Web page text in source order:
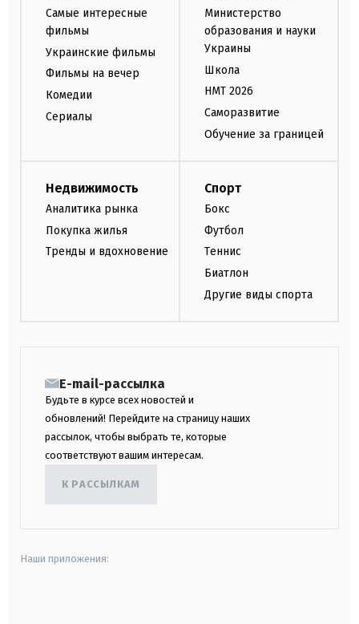
Самые интересные
фильмы
Украинские фильмы
Фильмы на вечер
Комедии
Сериалы
Министерство
образования и науки
Украины
Школа
НМТ 2026
Саморазвитие
Обучение за границей
Недвижимость
Аналитика рынка
Покупка жилья
Тренды и вдохновение
Спорт
Бокс
Футбол
Теннис
Биатлон
Другие виды спорта
E-mail-рассылка
Будьте в курсе всех новостей и
обновлений! Перейдите на страницу наших
рассылок, чтобы выбрать те, которые
соответствуют вашим интересам.
К РАССЫЛКАМ
Наши приложения: